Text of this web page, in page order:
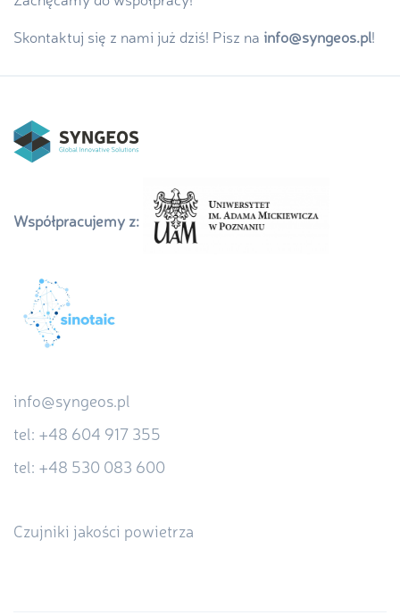
Skontaktuj się z nami już dziś! Pisz na info@syngeos.pl!
Współpracujemy z:
info@syngeos.pl
tel: +48 604 917 355
tel: +48 530 083 600
Czujniki jakości powietrza